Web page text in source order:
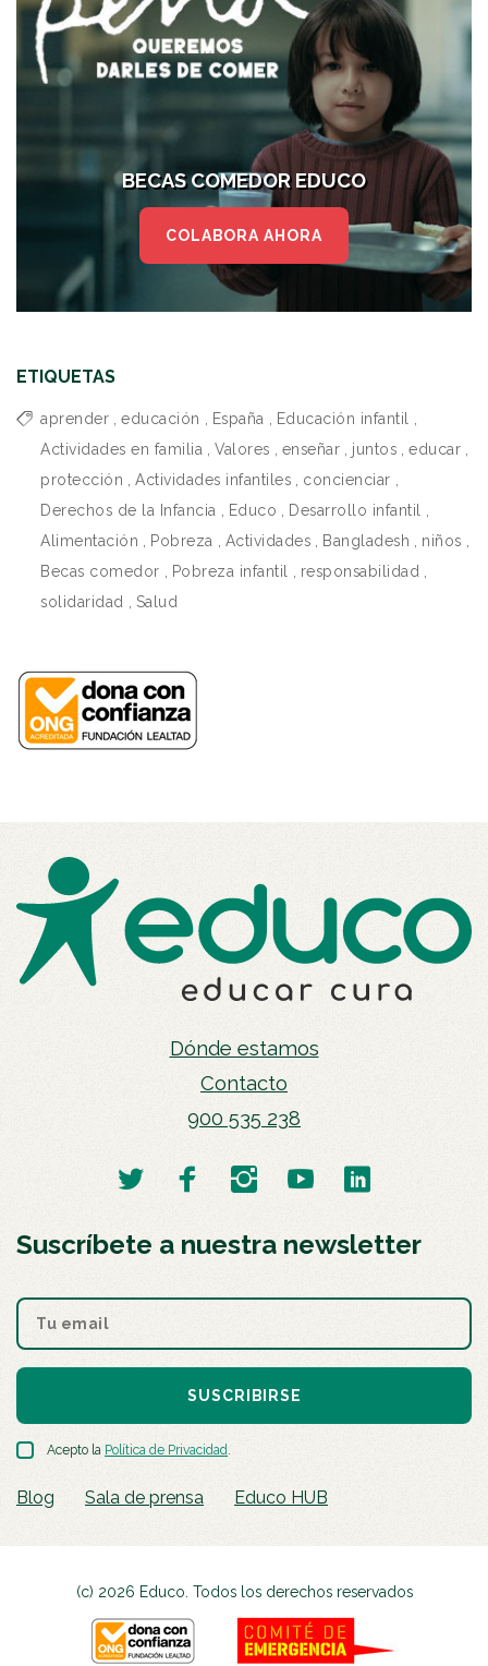
BECAS COMEDOR EDUCO
COLABORA AHORA
ETIQUETAS
aprender educación España Educación infantil
Actividades en familia
Valores enseñar juntos educar
protección
Actividades infantiles concienciar
Derechos de la Infancia
Educo Desarrollo infantil
Alimentación
Pobreza Actividades Bangladesh niños
Becas comedor
Pobreza infantil responsabilidad
solidaridad
Salud
Dónde estamos
Contacto
900 535 238
Suscríbete a nuestra newsletter
SUSCRIBIRSE
Acepto la Política de Privacidad.
Blog Sala de prensa Educo HUB
(c) 2026 Educo. Todos los derechos reservados